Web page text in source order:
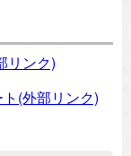
リンク)
(外部リンク)